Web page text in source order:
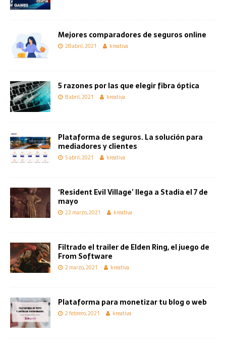
Mejores comparadores de seguros online
28 abril, 2021 kreativa
5 razones por las que elegir fibra óptica
8 abril, 2021 kreativa
Plataforma de seguros. La solución para
mediadores y clientes
5 abril, 2021 kreativa
‘Resident Evil Village’ llega a Stadia el 7 de
mayo
22 marzo, 2021 kreativa
Filtrado el trailer de Elden Ring, el juego de
From Software
2 marzo, 2021 kreativa
Plataforma para monetizar tu blog o web
2 febrero, 2021 kreativa